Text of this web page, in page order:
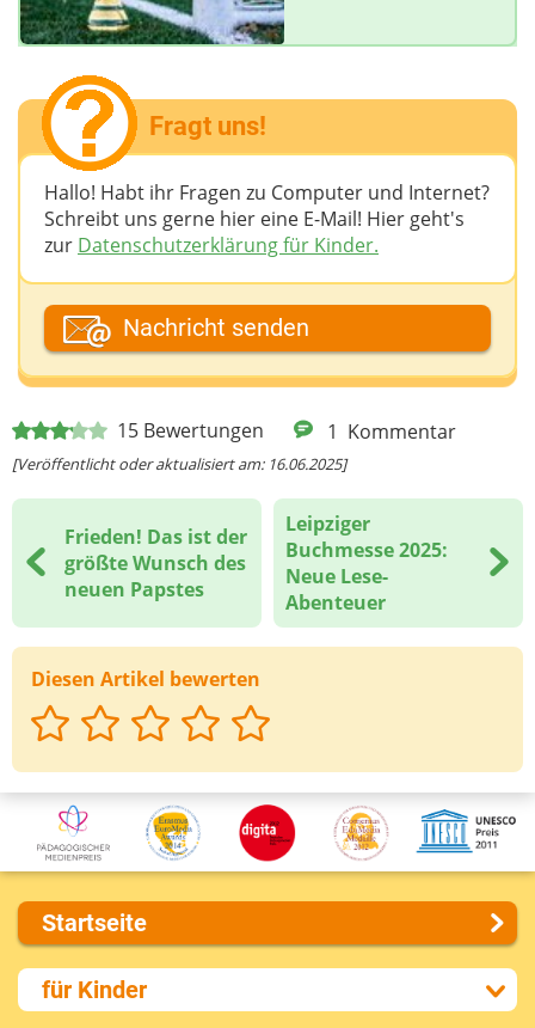
15 Bewertungen 1 Kommentar
[Veröffentlicht oder aktualisiert am: 16.06.2025]
Frieden! Das ist der
größte Wunsch des
neuen Papstes
Leipziger
Buchmesse 2025:
Neue Lese-
Abenteuer
Diesen Artikel bewerten
Fragt uns!
Hallo! Habt ihr Fragen zu Computer und Internet?
Schreibt uns gerne hier eine E-Mail! Hier geht's
zur Datenschutzerklärung für Kinder.
Dein Fantasiename
Deine E-Mail-Adresse (wenn du eine Antwort
möchtest)
Deine Nachricht
Nachricht senden
Startseite
Über uns
Presse
für Kinder